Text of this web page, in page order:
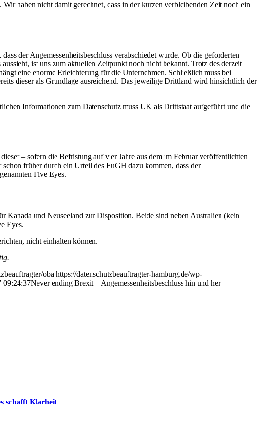
haben nicht damit gerechnet, dass in der kurzen verbleibenden Zeit noch ein
dass der Angemessenheitsbeschluss verabschiedet wurde. Ob die geforderten
ist uns zum aktuellen Zeitpunkt noch nicht bekannt. Trotz des derzeit
eine enorme Erleichterung für die Unternehmen. Schließlich muss bei
dieser als Grundlage ausreichend. Das jeweilige Drittland wird hinsichtlich der
Informationen zum Datenschutz muss UK als Drittstaat aufgeführt und die
– sofern die Befristung auf vier Jahre aus dem im Februar veröffentlichten
früher durch ein Urteil des EuGH dazu kommen, dass der
Five Eyes.
Kanada und Neuseeland zur Disposition. Beide sind neben Australien (kein
Eyes.
nicht einhalten können.
oba https://datenschutzbeauftragter-hamburg.de/wp-
09:24:37Never ending Brexit – Angemessenheitsbeschluss hin und her
schafft Klarheit